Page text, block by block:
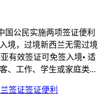
国公民实施两项签证便利
境，过境新西兰无需过境
有效签证可免签入境• 适
、工作、学生或家庭类...
签证签证便利